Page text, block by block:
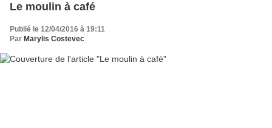
Le moulin à café
Publié le 12/04/2016 à 19:11
Par Marylis Costevec